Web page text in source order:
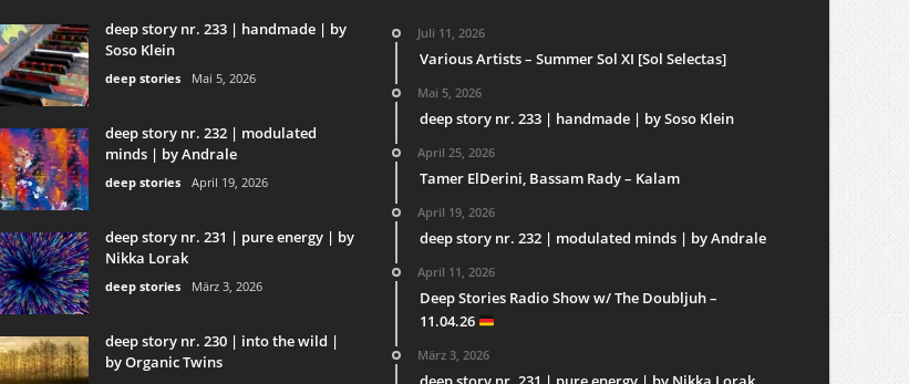
deep story nr. 233 | handmade | by
Soso Klein
deep stories Mai 5, 2026
deep story nr. 232 | modulated
minds | by Andrale
deep stories April 19, 2026
deep story nr. 231 | pure energy | by
Nikka Lorak
deep stories März 3, 2026
deep story nr. 230 | into the wild |
by Organic Twins
Juli 11, 2026
Various Artists – Summer Sol XI [Sol Selectas]
Mai 5, 2026
deep story nr. 233 | handmade | by Soso Klein
April 25, 2026
Tamer ElDerini, Bassam Rady – Kalam
April 19, 2026
deep story nr. 232 | modulated minds | by Andrale
April 11, 2026
Deep Stories Radio Show w/ The Doubljuh –
11.04.26
März 3, 2026